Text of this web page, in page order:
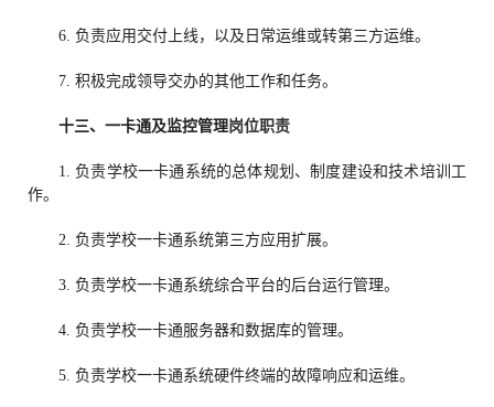
6. 负责应用交付上线，以及日常运维或转第三方运维。
7. 积极完成领导交办的其他工作和任务。
十三、 一卡通及监控管理岗位职责
1. 负责学校一卡通系统的总体规划、制度建设和技术培训工
作。
2. 负责学校一卡通系统第三方应用扩展。
3. 负责学校一卡通系统综合平台的后台运行管理。
4. 负责学校一卡通服务器和数据库的管理。
5. 负责学校一卡通系统硬件终端的故障响应和运维。